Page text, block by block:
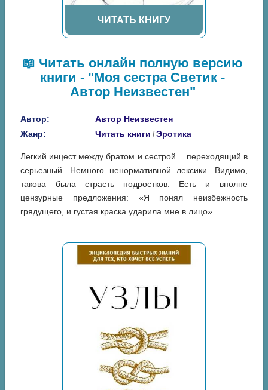
ЧИТАТЬ КНИГУ
📖 Читать онлайн полную версию
книги - "Моя сестра Светик -
Автор Неизвестен"
Автор:
Автор Неизвестен
Жанр:
Читать книги /Эротика
Легкий инцест между братом и сестрой… переходящий в
серьезный. Немного ненормативной лексики. Видимо,
такова была страсть подростков. Есть и вполне
цензурные предложения: «Я понял неизбежность
грядущего, и густая краска ударила мне в лицо». ...